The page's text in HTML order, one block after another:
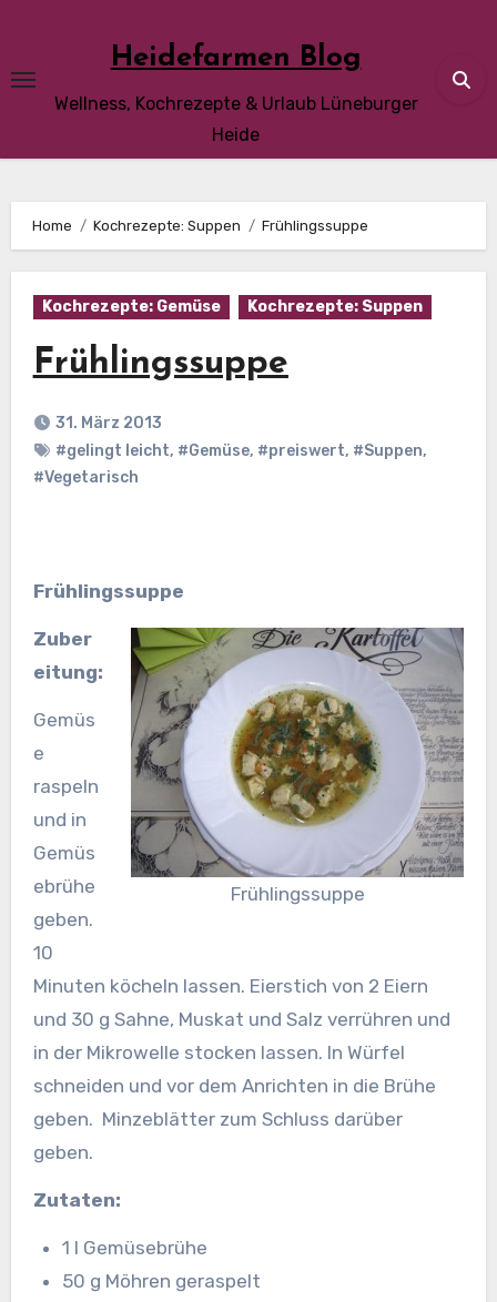
content
Heidefarmen Blog
Wellness, Kochrezepte & Urlaub Lüneburger
Heide
Home Kochrezepte: Suppen Frühlingssuppe
Kochrezepte: Gemüse Kochrezepte: Suppen
Frühlingssuppe
31. März 2013
#gelingt leicht, #Gemüse, #preiswert, #Suppen,
#Vegetarisch
Frühlingssuppe
Frühlingssuppe
Zuber
eitung:
Gemüs
e
raspeln
und in
Gemüs
ebrühe
geben.
10
Minuten köcheln lassen. Eierstich von 2 Eiern
und 30 g Sahne, Muskat und Salz verrühren und
in der Mikrowelle stocken lassen. In Würfel
schneiden und vor dem Anrichten in die Brühe
geben. Minzeblätter zum Schluss darüber
geben.
Zutaten:
1 l Gemüsebrühe
50 g Möhren geraspelt